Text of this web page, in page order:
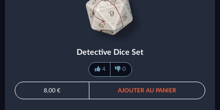
Detective Dice Set
4 0
8,00 € AJOUTER AU PANIER